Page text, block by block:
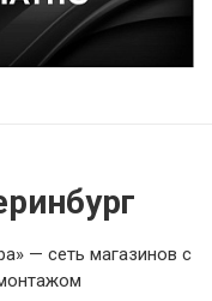
— сеть магазинов с